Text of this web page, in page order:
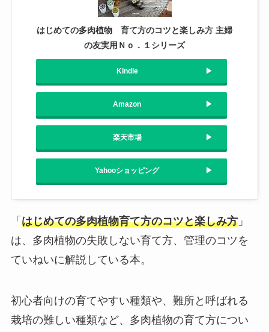
はじめての多肉植物 育て方のコツと楽しみ方 主婦
の友実用Ｎｏ．１シリーズ
Kindle
Amazon
楽天市場
Yahooショッピング
「 はじめての多肉植物育て方のコツと楽しみ方」
は、多肉植物の失敗しない育て方、管理のコツを
ていねいに解説している本。
初心者向けの育てやすい種類や、難所と呼ばれる
栽培の難しい種類など、多肉植物の育て方につい